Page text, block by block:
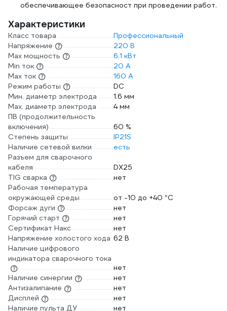
обеспечивающее безопасност при проведении работ.
Характеристики
Класс товара
Профессиональный
Напряжение
220 В
Max мощность
6.1 кВт
Min ток
20 А
Max ток
160 А
Режим работы
DC
Мин. диаметр электрода
1.6 мм
Мах. диаметр электрода
4 мм
ПВ (продолжительность
включения)
60 %
Степень защиты
IP21S
Наличие сетевой вилки
есть
Разъем для сварочного
кабеля
DX25
TIG сварка
нет
Рабочая температура
окружающей среды
от -10 до +40 °С
Форсаж дуги
нет
Горячий старт
нет
Сертификат Накс
нет
Напряжение холостого хода 62 В
Наличие цифрового
индикатора сварочного тока
нет
Наличие синергии
нет
Антизалипание
нет
Дисплей
нет
Наличие пульта ДУ
нет